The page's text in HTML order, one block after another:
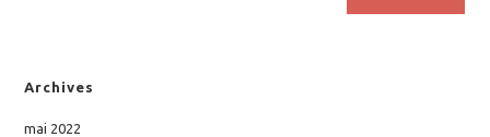
Archives
mai 2022